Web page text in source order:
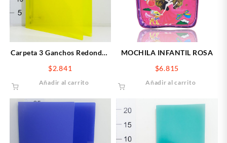
Carpeta 3 Ganchos Redondos
Amarillo
$2.841
Añadir al carrito
MOCHILA INFANTIL ROSA
$6.815
Añadir al carrito